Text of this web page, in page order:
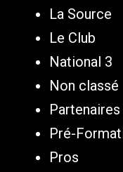
La Source
Le Club
National 3
Non classé
Partenaires
Pré-
Pros